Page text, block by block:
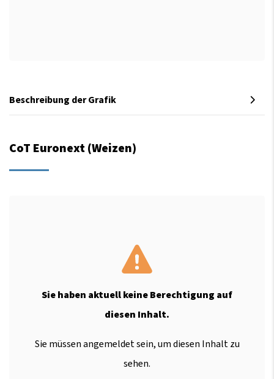
Beschreibung der Grafik
CoT Euronext (Weizen)
Sie haben aktuell keine Berechtigung auf
diesen Inhalt.
Sie müssen angemeldet sein, um diesen Inhalt zu
sehen.